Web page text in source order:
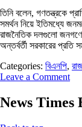
তিনি বলেন, গণতন্ত্রকে
সমর্থন নিয়ে ইতিমধ্যে
রাজনৈতিক দলগুলো
অন্তর্বর্তী সরকারের প্রতি
Categories: বিএনপি,
Leave a Comment
News Times